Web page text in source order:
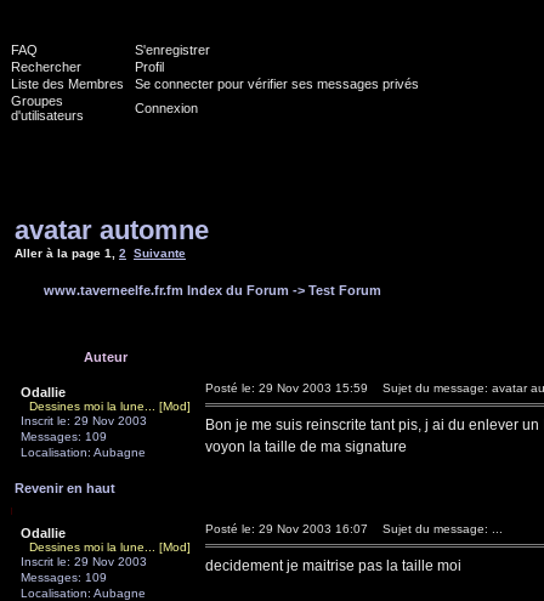
FAQ
S'enregistrer
Rechercher
Profil
Liste des Membres
Se connecter pour vérifier ses messages privés
Groupes
d'utilisateurs
Connexion
avatar automne
Aller à la page 1 2 Suivante
www.taverneelfe.fr.fm Index du Forum -> Test Forum
Auteur
Odallie
Dessines moi la lune... [Mod]
Inscrit le: 29 Nov 2003
Messages: 109
Localisation: Aubagne
Posté le: 29 Nov 2003 15:59 Sujet du message: avatar
Bon je me suis reinscrite tant pis, j ai du enlever
voyon la taille de ma signature
Revenir en haut
Odallie
Dessines moi la lune... [Mod]
Inscrit le: 29 Nov 2003
Messages: 109
Localisation: Aubagne
Posté le: 29 Nov 2003 16:07 Sujet du message: ...
decidement je maitrise pas la taille moi